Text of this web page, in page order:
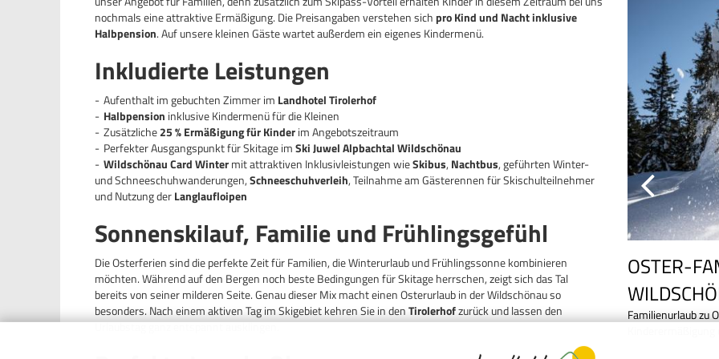
nochmals eine attraktive Ermäßigung. Die Preisangaben verstehen sichpro Kind und Nacht inklusive
Halbpension. Auf unsere kleinen Gäste wartet außerdem ein eigenes Kindermenü.
Inkludierte Leistungen
Aufenthalt im gebuchten Zimmer im Landhotel Tirolerhof
Halbpension inklusive Kindermenü für die Kleinen
Zusätzliche25 % Ermäßigung für Kinderim Angebotszeitraum
Perfekter Ausgangspunkt für Skitage imSki Juwel Alpbachtal Wildschönau
Wildschönau Card Wintermit attraktiven Inklusivleistungen wieSkibus, Nachtbus, geführten Winter-
und Schneeschuhwanderungen,Schneeschuhverleih, Teilnahme am Gästerennen für Skischulteilnehmer
und Nutzung derLanglaufloipen
Sonnenskilauf, Familie und Frühlingsgefühl
Die Osterferien sind die perfekte Zeit für Familien, die Winterurlaub und Frühlingssonne kombinieren
möchten. Während auf den Bergen noch beste Bedingungen für Skitage herrschen, zeigt sich das Tal
bereits von seiner milderen Seite. Genau dieser Mix macht einen Osterurlaub in der Wildschönau so
besonders. Nach einem aktiven Tag im Skigebiet kehren Sie in denTirolerhofzurück und lassen den
Urlaubstag ganz entspannt ausklingen.
FAMILIENANGEBOT IM LANDHOTEL
TIROLERHOF
4 Nächte Familienurlaub in der Wildschönau mit Halbpension, Wildschönau
OSTER-
Familienurlaub zu